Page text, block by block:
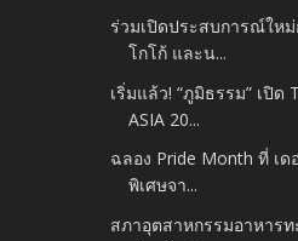
ร่วมเปิดประสบการณ์ให
โกโก้ และน...
เริ่มแล้ว! “ภูมิธรรม” เปิด
ASIA 20...
ฉลอง Pride Month ที่ เ
พิเศษจา...
สภาอุตสาหกรรมอาหารท